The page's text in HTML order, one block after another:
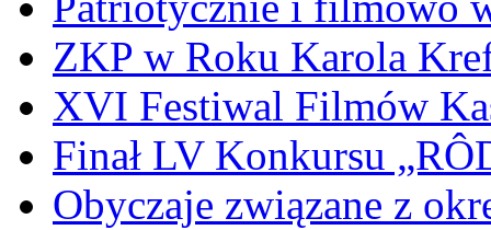
ZKP w Roku Karola
XVI Festiwal Filmów
Finał LV Konkursu
Obyczaje związane z